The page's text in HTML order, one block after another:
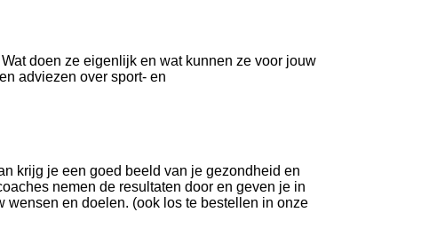
Wat doen ze eigenlijk en wat kunnen ze voor jouw
adviezen over sport- en
krijg je een goed beeld van je gezondheid en
nemen de resultaten door en geven je in
en doelen. (ook los te bestellen in onze